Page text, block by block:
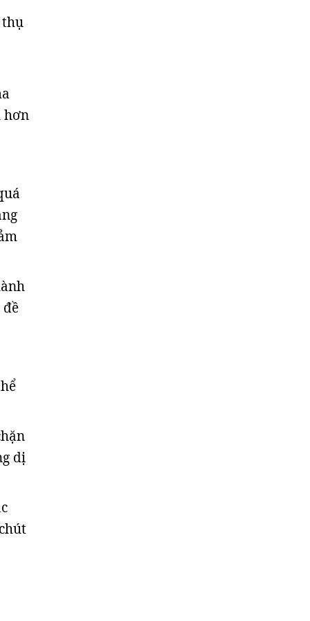
thụ
hơn
dị